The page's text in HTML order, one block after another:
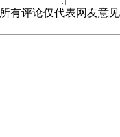
所有评论仅代表网友意